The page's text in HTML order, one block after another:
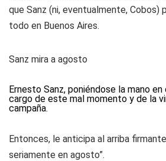
que Sanz (ni, eventualmente, Cobos)
todo en Buenos Aires.
Sanz mira a agosto
Ernesto Sanz, poniéndose la mano
cargo de este mal momento y de la
campaña.
Entonces, le anticipa al arriba
seriamente en agosto”.